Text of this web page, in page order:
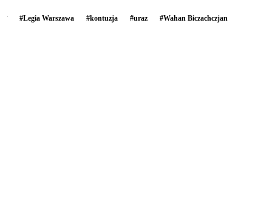
#Legia Warszawa #kontuzja #uraz #Wahan Biczachczjan